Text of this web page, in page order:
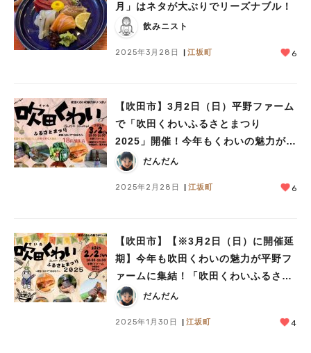
月」はネタが大ぶりでリーズナブル！
飲みニスト
2025年3月28日 江坂町 6
【吹田市】3月2日（日）平野ファーム
で「吹田くわいふるさとまつり
2025」開催！今年もくわいの魅力が大
集合
だんだん
2025年2月28日 江坂町 6
【吹田市】【※3月2日（日）に開催延
期】今年も吹田くわいの魅力が平野フ
ァームに集結！「吹田くわいふるさと
まつり 2025」
だんだん
2025年1月30日 江坂町 4